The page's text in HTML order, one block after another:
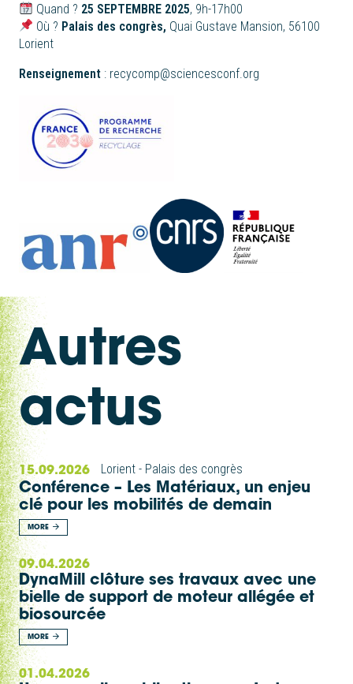
Quand ? 25 SEPTEMBRE 2025, 9h-17h00
Où ? Palais des congrès, Quai Gustave Mansion, 56100
Lorient
Renseignement : recycomp@sciencesconf.org
Autres
actus
15.09.2026 Lorient - Palais des congrès
Conférence – Les Matériaux, un enjeu
clé pour les mobilités de demain
MORE
09.04.2026
DynaMill clôture ses travaux avec une
bielle de support de moteur allégée et
biosourcée
MORE
01.04.2026